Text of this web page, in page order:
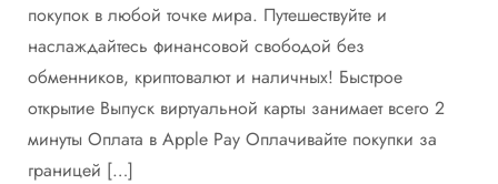
покупок в любой точке мира. Путешествуйте и
наслаждайтесь финансовой свободой без
обменников, криптовалют и наличных! Быстрое
открытие Выпуск виртуальной карты занимает всего 2
минуты Оплата в Apple Pay Оплачивайте покупки за
границей […]